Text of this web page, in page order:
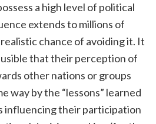
a high level of political
extends to millions of
chance of avoiding it. It
that their perception of
other nations or groups
way by the “lessons” learned
influencing their participation